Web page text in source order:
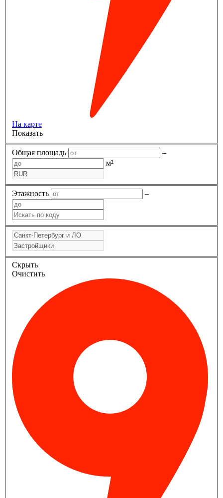
На карте
Показать
Общая площадь
–
м²
Этажность –
Скрыть
Очистить